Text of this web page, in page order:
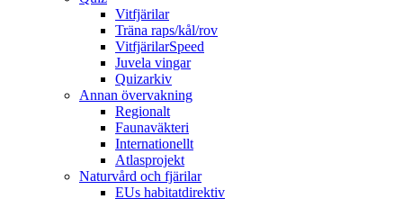
Vitfjärilar
Träna raps/kål/rov
VitfjärilarSpeed
Juvela vingar
Quizarkiv
Annan övervakning
Regionalt
Faunaväkteri
Internationellt
Atlasprojekt
Naturvård och fjärilar
EUs habitatdirektiv